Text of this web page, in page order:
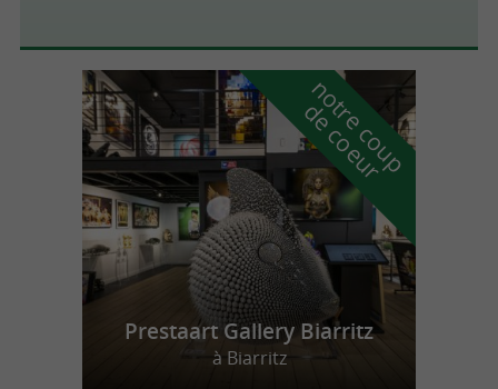
n
o
t
r
e
c
o
u
p
d
e
c
o
e
u
r
Prestaart Gallery Biarritz
à Biarritz